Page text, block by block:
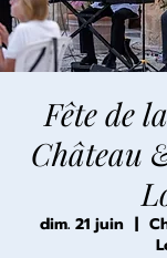
Fête de
Château
dim. 21 juin
  |